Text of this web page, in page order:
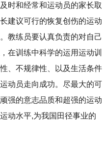
时和经常和运动员的家长取
建议可行的恢复创伤的运动
教练员要认真负责的对自己
在训练中科学的运用运动训
、不规律性、以及生活条件
动员走向成功。尽最大的可
强的意志品质和超强的运动
动水平,为我国田径事业的